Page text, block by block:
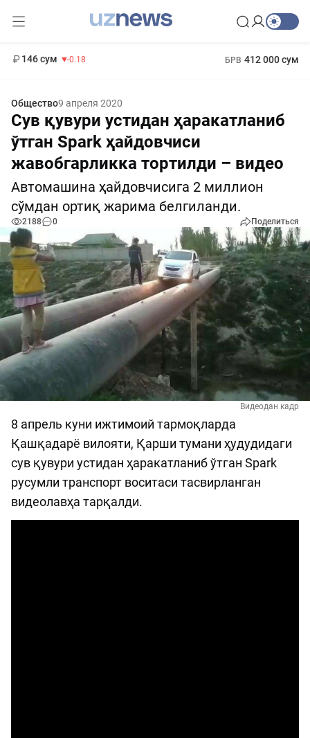
11 916 сум 28.92 МРОТ 1 271 000 сум
Общество9 апреля 2020
Сув қувури устидан ҳаракатланиб
ўтган Spark ҳайдовчиси
жавобгарликка тортилди – видео
Автомашина ҳайдовчисига 2 миллион
сўмдан ортиқ жарима белгиланди.
2188 0 Поделиться
Видеодан кадр
8 апрель куни ижтимоий тармоқларда
Қашқадарё вилояти, Қарши тумани ҳудудидаги
сув қувури устидан ҳаракатланиб ўтган Spark
русумли транспорт воситаси тасвирланган
видеолавҳа тарқалди.